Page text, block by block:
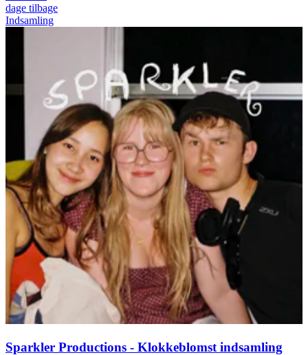
dage tilbage
Indsamling
Sparkler Productions - Klokkeblomst indsamling